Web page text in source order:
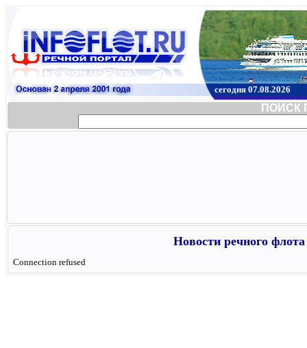
сегодня 07.08.2026
ПОИСК
Новости речного
Connection refused